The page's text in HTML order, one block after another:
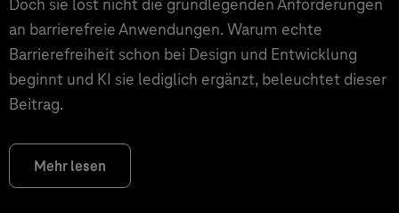
an barrierefreie Anwendungen. Warum echte
Barrierefreiheit schon bei Design und Entwicklung
beginnt und KI sie lediglich ergänzt, beleuchtet dieser
Beitrag.
Mehr lesen